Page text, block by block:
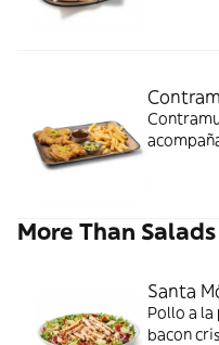
More Than Salads
Santa
Pollo a la
bacon